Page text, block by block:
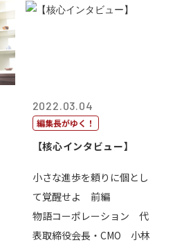
2022.03.04
編集長がゆく！
【核心インタビュー】
小さな進歩を頼りに個とし
て覚醒せよ 前編
物語コーポレーション 代
表取締役会長・CMO 小林